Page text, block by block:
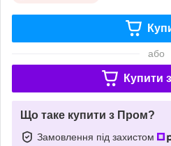
або
Купити з
Що таке купити з Пром?
Замовлення під захистом